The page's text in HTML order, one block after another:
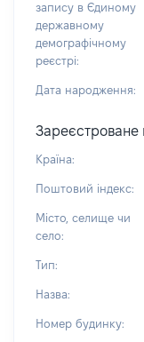
запису в Єдиному
державному
демографічному
реєстрі:
Дата народження:
Зареєстроване
Країна:
Поштовий індекс:
Місто, селище чи
село:
Тип:
Назва:
Номер будинку: